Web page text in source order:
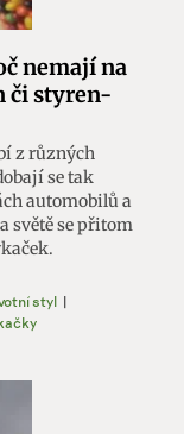
nemají na
či styren-
z různých
se tak
automobilů a
světě se přitom
styl |